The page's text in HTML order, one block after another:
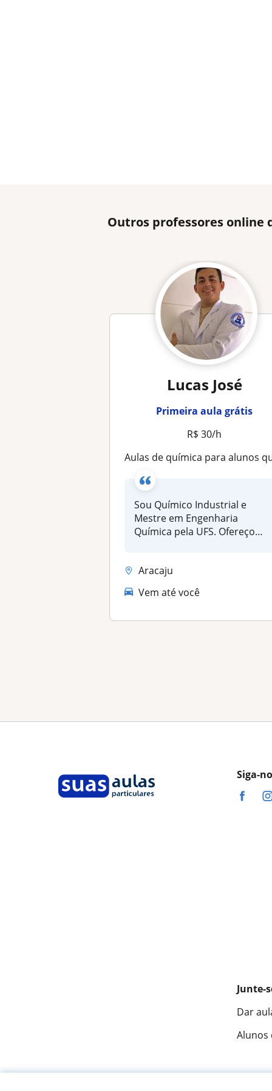
Outros professores online
Lucas José
Primeira aula grátis
R$ 30/h
Aulas de química para alunos que farão
Sou Químico Industrial e
Mestre em Engenharia
Química pela UFS. Ofereço
Aracaju
Vem até você
Siga-
Junte-
Dar
Alunos